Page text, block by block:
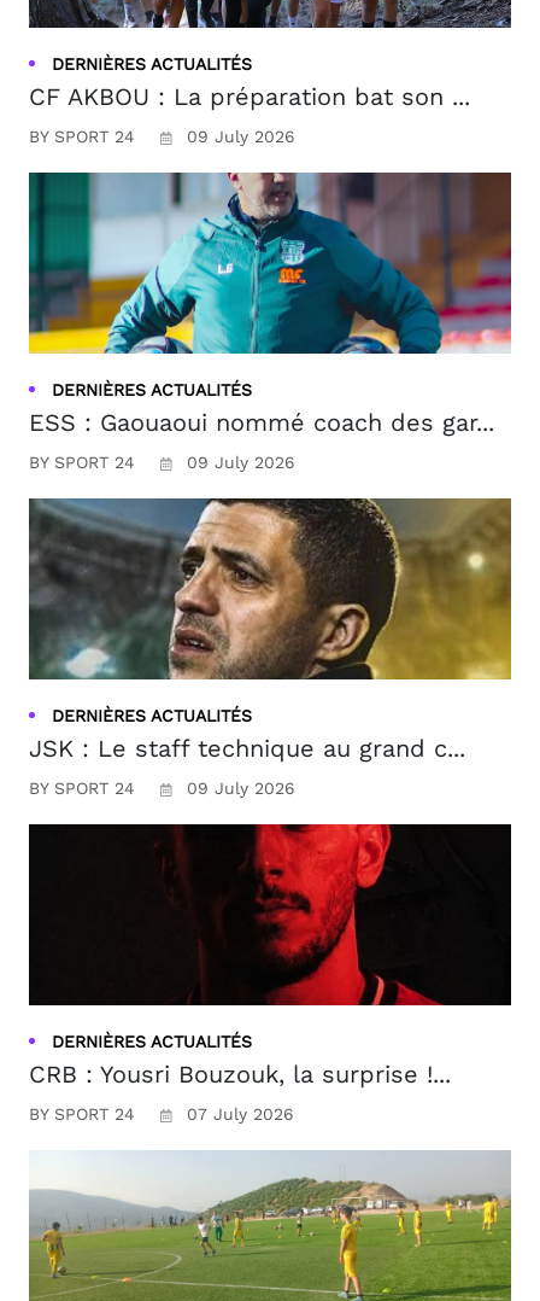
DERNIÈRES ACTUALITÉS
CF AKBOU : La préparation bat son ...
BY SPORT 24 09 July 2026
DERNIÈRES ACTUALITÉS
ESS : Gaouaoui nommé coach des gar...
BY SPORT 24 09 July 2026
DERNIÈRES ACTUALITÉS
JSK : Le staff technique au grand c...
BY SPORT 24 09 July 2026
DERNIÈRES ACTUALITÉS
CRB : Yousri Bouzouk, la surprise !...
BY SPORT 24 07 July 2026